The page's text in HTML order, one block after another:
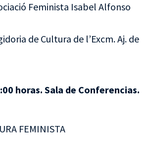
Feminista Isabel Alfonso
de Cultura de l’Excm. Aj. de
horas. Sala de Conferencias.
FEMINISTA